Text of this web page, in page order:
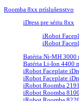
Roomba 8xx príslušenstvo
iDress pre sériu 8xx
iRobot
iRobot
Batéria Ni-MH 3000
Batéria Li-Ion 4400
iRobot Faceplate
iRobot Faceplate
iRobot Roomba
iRobot Roomba